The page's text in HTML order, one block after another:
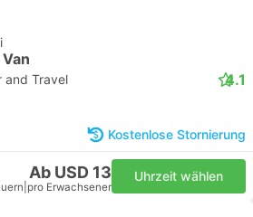
and Travel 4.1
Kostenlose Stornierung
Ab USD 13
pro Erwachsener
Uhrzeit wählen